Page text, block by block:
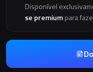
Disponível
se premiumpara